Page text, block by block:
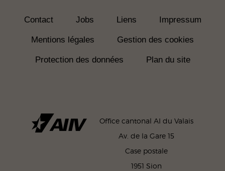
Contact Jobs Liens Impressum
Mentions légales Gestion des cookies
Protection des données Plan du site
Office cantonal AI du Valais
Av. de la Gare 15
Case postale
1951 Sion